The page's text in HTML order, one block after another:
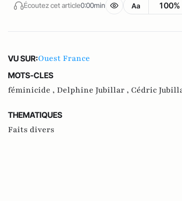
Écoutez cet article0:00min Aa 100%
VU SUR:Ouest France
MOTS-CLES
féminicide , Delphine Jubillar , Cédric
THEMATIQUES
Faits divers